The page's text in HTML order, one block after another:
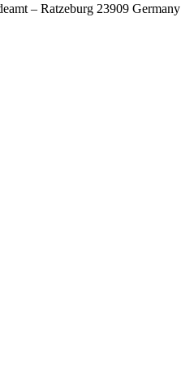
– Ratzeburg 23909 Germany